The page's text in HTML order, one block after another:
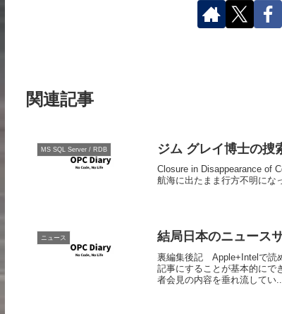
関連記事
MS SQL Server / RDB ジム グレイ博士の捜
Closure in Disappearance of
航海に出たまま行方不明にな
ニュース 結局日本のニュース
裏編集後記 Apple+Intelで読
記事にすることが基本的にで
者会見の内容を垂れ流してい...